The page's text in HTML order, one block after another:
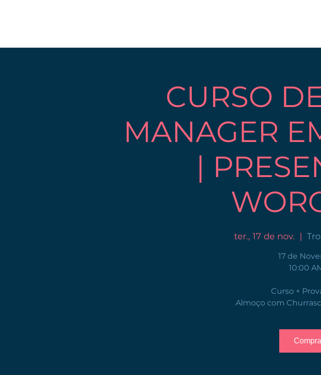
CURSO
MANAGER
|
ter., 17 de nov.
  |
17 de
10:00
Curso +
Almoço com